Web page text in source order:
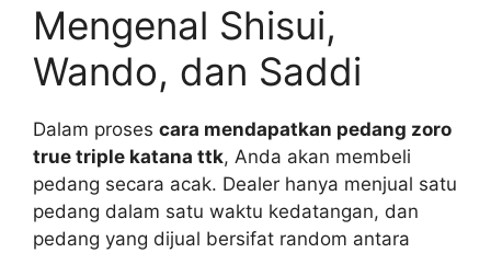
Mengenal Shisui,
Wando, dan Saddi
Dalam proses cara mendapatkan pedang zoro
true triple katana ttk, Anda akan membeli
pedang secara acak. Dealer hanya menjual satu
pedang dalam satu waktu kedatangan, dan
pedang yang dijual bersifat random antara